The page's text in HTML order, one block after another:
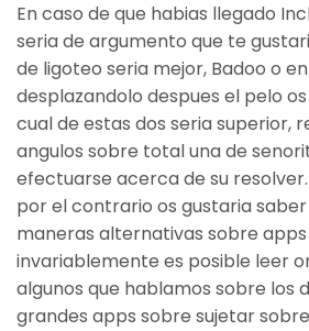
En caso de que habias llegado
seri­a de argumento que te
de ligoteo seri­a mejor, Badoo o
desplazandolo despues el pelo
cual de estas dos seri­a superior,
angulos sobre total una de
efectuarse acerca de su
por el contrario os gustaria
maneras alternativas sobre
invariablemente es posible leer
algunos que hablamos sobre los
grandes apps sobre sujetar